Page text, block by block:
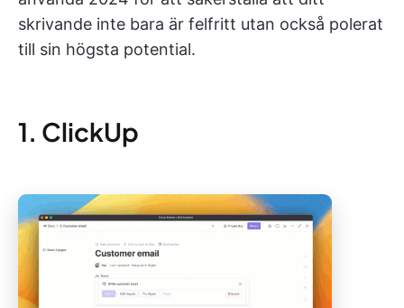
skrivande inte bara är felfritt utan också polerat
till sin högsta potential.
1. ClickUp